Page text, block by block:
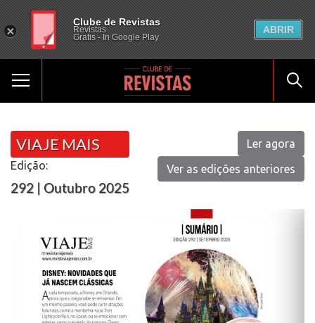
VIAJE MAIS
Edição:
292 | Outubro 2025
Ler agora
Ver as edições anteriores
Clube de Revistas
Revistas
Gratis - In Google Play
ABRIR